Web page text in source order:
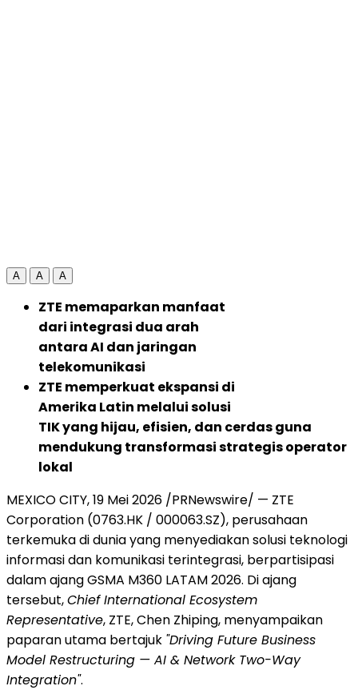
A A A
ZTE memaparkan manfaat
dari integrasi dua arah
antara AI dan jaringan
telekomunikasi
ZTE memperkuat ekspansi di
Amerika Latin melalui solusi
TIK yang hijau, efisien, dan cerdas guna
mendukung transformasi strategis operator
lokal
MEXICO CITY,19 Mei 2026 /PRNewswire/ — ZTE
Corporation (0763.HK / 000063.SZ), perusahaan
terkemuka di dunia yang menyediakan solusi teknologi
informasi dan komunikasi terintegrasi, berpartisipasi
dalam ajang GSMA M360 LATAM 2026. Di ajang
tersebut,Chief International Ecosystem
Representative, ZTE, Chen Zhiping, menyampaikan
paparan utama bertajuk "Driving Future Business
Model Restructuring — AI & Network Two-Way
Integration".